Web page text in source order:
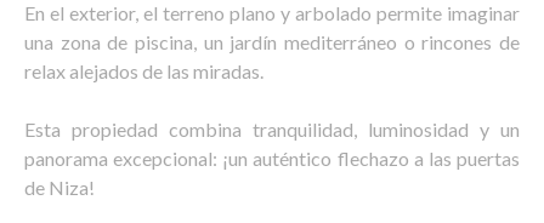
En el exterior, el terreno plano y arbolado permite imaginar
una zona de piscina, un jardín mediterráneo o rincones de
relax alejados de las miradas.
Esta propiedad combina tranquilidad, luminosidad y un
panorama excepcional: ¡un auténtico flechazo a las puertas
de Niza!